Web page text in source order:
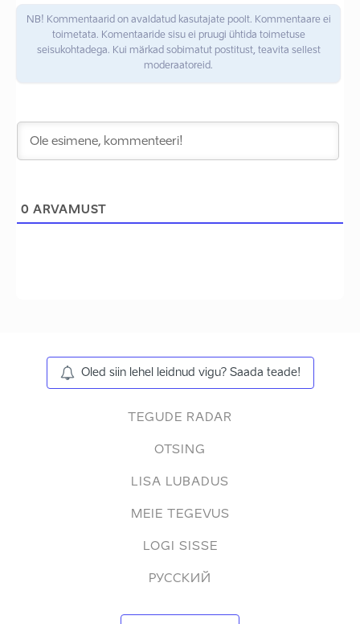
NB! Kommentaarid on avaldatud kasutajate poolt. Kommentaare ei
toimetata. Komentaaride sisu ei pruugi ühtida toimetuse
seisukohtadega. Kui märkad sobimatut postitust, teavita sellest
moderaatoreid.
0 ARVAMUST
Oled siin lehel leidnud vigu? Saada teade!
TEGUDE RADAR
OTSING
LISA LUBADUS
MEIE TEGEVUS
LOGI SISSE
РУССКИЙ